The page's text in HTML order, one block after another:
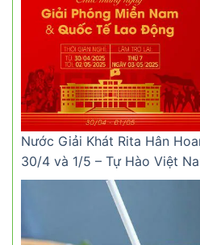
Nước Giải Khát Rita Hân
30/4 và 1/5 – Tự Hào Việt